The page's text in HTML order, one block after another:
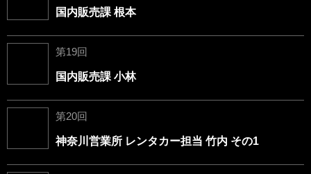
国内販売課 根本
第19回
国内販売課 小林
第20回
神奈川営業所 レンタカー担当 竹内 その1